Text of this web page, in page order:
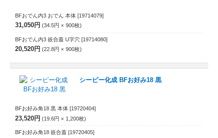
BFおでん内3 おでん 本体 [19714079]
31,050円 34.5円 900枚
BFおでん内3 嵌合蓋 U字穴 [19714080]
20,520円 22.8円 900枚
シーピー化成 BFお好み18 黒
BFお好み角18 黒 本体 [19720404]
23,520円 19.6円 1,200枚
BFお好み角18 嵌合蓋 [19720405]